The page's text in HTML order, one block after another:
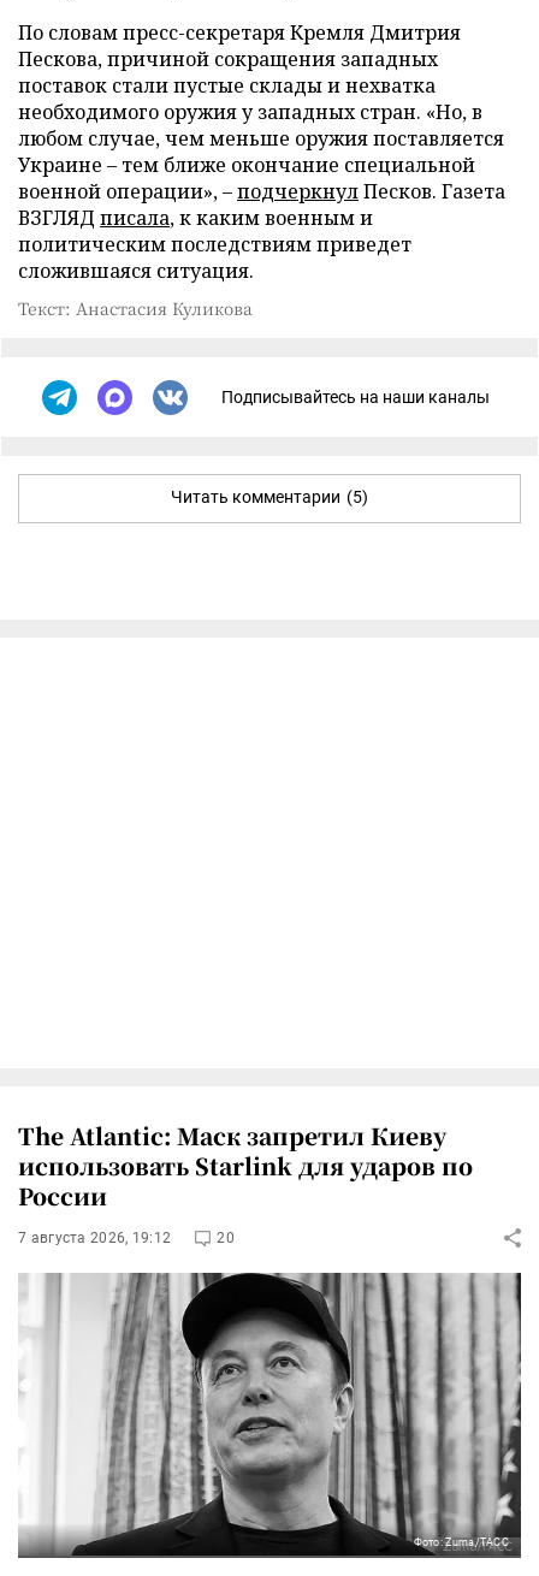
По словам пресс-секретаря Кремля Дмитрия
Пескова, причиной сокращения западных
поставок стали пустые склады и нехватка
необходимого оружия у западных стран. «Но, в
любом случае, чем меньше оружия поставляется
Украине – тем ближе окончание специальной
военной операции», –подчеркнулПесков. Газета
ВЗГЛЯД писала, к каким военным и
политическим последствиям приведет
сложившаяся ситуация.
Текст: Анастасия Куликова
Подписывайтесь на наши каналы
Читать комментарии (5)
The Atlantic: Маск запретил Киеву
использовать Starlink для ударов по
России
7 августа 2026, 19:12 20
Фото: Zuma/ТАСС